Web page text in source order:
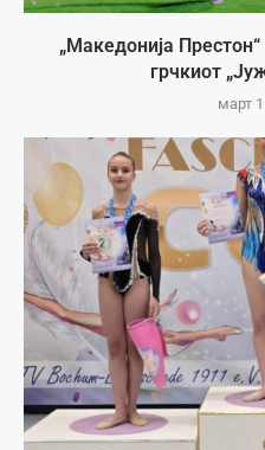
„Македонија
грчкиот
март